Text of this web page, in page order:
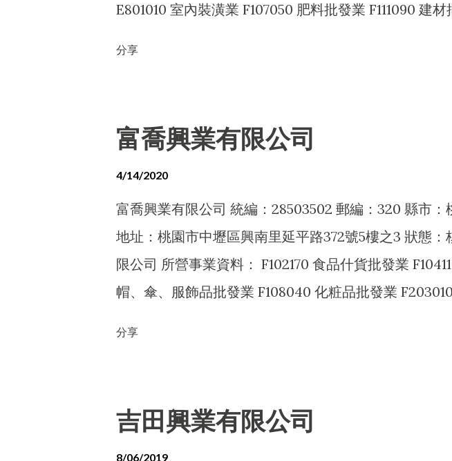
E801010 室內裝潢業 F107050 肥料批發業 F111090 建材
分享
富喬興業有限公司
4/14/2020
富喬興業有限公司 統編：28503502 郵編：320 縣市：
地址：桃園市中壢區興南里延平路372號5樓之3 狀態：
限公司 所營事業資料： F102170 食品什貨批發業
帽、傘、服飾品批發業 F108040 化粧品批發業
觀、室內設計業 ZZ99999 除許可業務外，得經營法令
F101040 家畜家禽批發業 F101990 其他農、畜、水產品
分享
吉田興業有限公司
8/06/2019